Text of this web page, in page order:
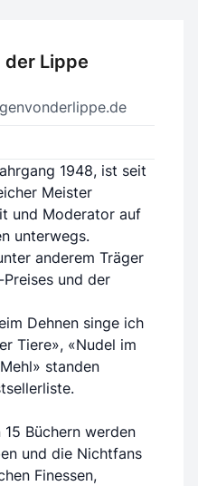
Lippe
1948, ist seit
Meister
und Moderator auf
unterwegs.
anderem Träger
und der
Dehnen singe ich
Tiere», «Nudel im
standen
Büchern werden
und die Nichtfans
Finessen,